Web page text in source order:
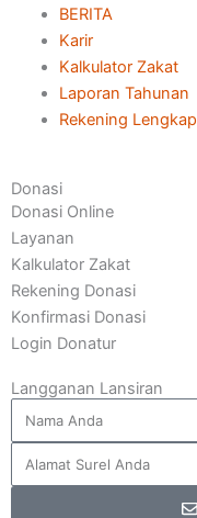
BERITA
Karir
Kalkulator Zakat
Laporan Tahunan
Rekening Lengkap
Donasi
Donasi Online
Layanan
Kalkulator Zakat
Rekening Donasi
Konfirmasi Donasi
Login Donatur
Langganan Lansiran